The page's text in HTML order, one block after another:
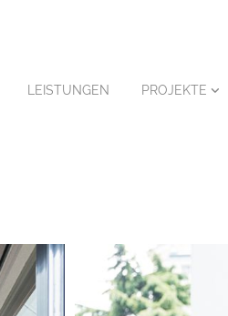
LEISTUNGEN PROJEKTE